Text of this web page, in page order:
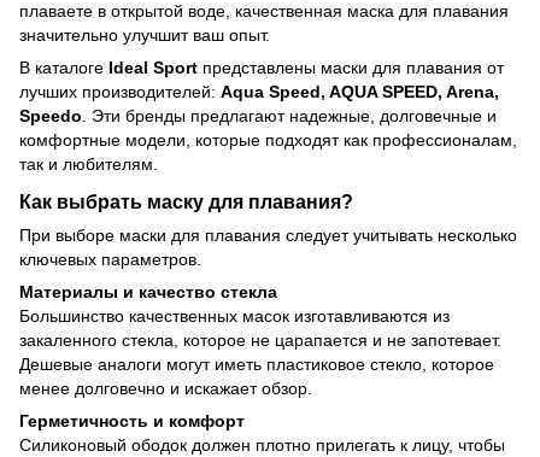
плаваете в открытой воде, качественная маска для плавания
значительно улучшит ваш опыт.
В каталоге Ideal Sport представлены маски для плавания от
лучших производителей: Aqua Speed, AQUA SPEED, Arena,
Speedo. Эти бренды предлагают надежные, долговечные и
комфортные модели, которые подходят как профессионалам,
так и любителям.
Как выбрать маску для плавания?
При выборе маски для плавания следует учитывать несколько
ключевых параметров.
Материалы и качество стекла
Большинство качественных масок изготавливаются из
закаленного стекла, которое не царапается и не запотевает.
Дешевые аналоги могут иметь пластиковое стекло, которое
менее долговечно и искажает обзор.
Герметичность и комфорт
Силиконовый ободок должен плотно прилегать к лицу, чтобы